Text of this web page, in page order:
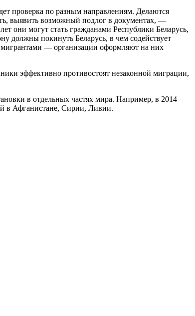
проверка по разным направлениям. Делаются
выявить возможный подлог в документах, —
они могут стать гражданами Республики Беларусь,
должны покинуть Беларусь, в чем содействует
мигрантами — организации оформляют на них
эффективно противостоят незаконной миграции,
в отдельных частях мира. Например, в 2014
в Афганистане, Сирии, Ливии.